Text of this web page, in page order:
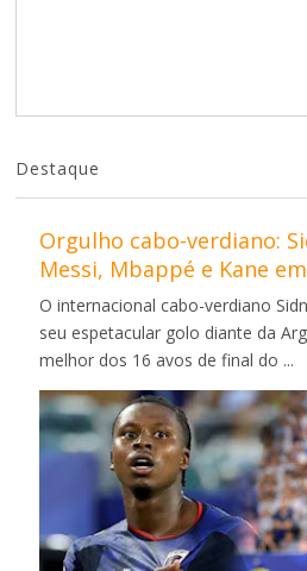
Destaque
Orgulho cabo-verdiano:
Messi, Mbappé e Kane
O internacional cabo-verdiano
seu espetacular golo diante da
melhor dos 16 avos de final do ...